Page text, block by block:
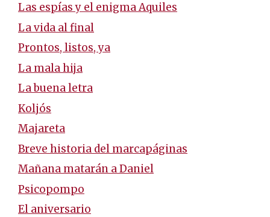
Las espías y el enigma Aquiles
La vida al final
Prontos, listos, ya
La mala hija
La buena letra
Koljós
Majareta
Breve historia del marcapáginas
Mañana matarán a Daniel
Psicopompo
El aniversario